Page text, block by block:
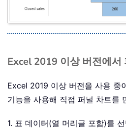
Excel 2019 이상 버전에서
Excel 2019 이상 버전을 사용 중
기능을 사용해 직접 퍼널 차트를
1. 표 데이터(열 머리글 포함)를